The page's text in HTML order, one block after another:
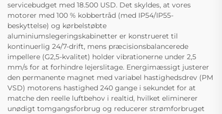
servicebudget med 18.500 USD. Det skyldes, at vores
motorer med 100 % kobbertråd (med IP54/IP55-
beskyttelse) og kørbelstøbte
aluminiumslegeringskabinetter er konstrueret til
kontinuerlig 24/7-drift, mens præcisionsbalancerede
impellere (G2,5-kvalitet) holder vibrationerne under 2,5
mm/s for at forhindre lejerslitage. Energimæssigt justerer
den permanente magnet med variabel hastighedsdrev (PM
VSD) motorens hastighed 240 gange i sekundet for at
matche den reelle luftbehov i realtid, hvilket eliminerer
unødigt tomgangsforbrug og reducerer strømforbruget